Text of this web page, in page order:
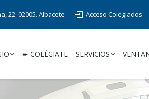
22. 02005. Albacete Acceso Colegiados
➨ COLÉGIATE SERVICIOS